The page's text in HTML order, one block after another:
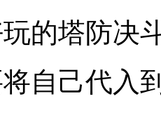
的塔防决
自己代入